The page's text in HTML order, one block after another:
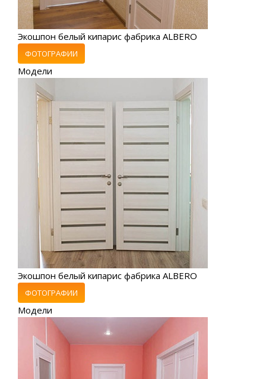
Экошпон белый кипарис фабрика ALBERO
ФОТОГРАФИИ
Модели
Экошпон белый кипарис фабрика ALBERO
ФОТОГРАФИИ
Модели